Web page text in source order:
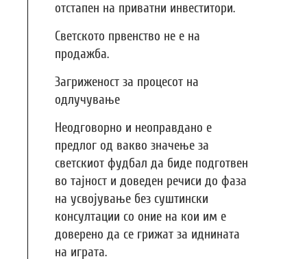
отстапен на приватни инвеститори.
Светското првенство не е на
продажба.
Загриженост за процесот на
одлучување
Неодговорно и неоправдано е
предлог од вакво значење за
светскиот фудбал да биде подготвен
во тајност и доведен речиси до фаза
на усвојување без суштински
консултации со оние на кои им е
доверено да се грижат за иднината
на играта.